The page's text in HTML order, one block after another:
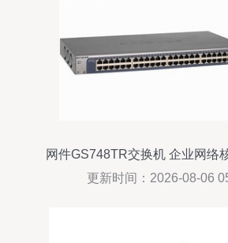
网件GS748TR交换机 企业网络
更新时间：2026-08-06